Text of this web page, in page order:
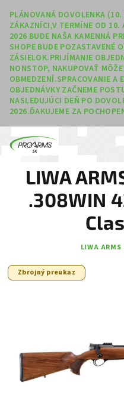
PLÁNOVANÁ DOVOLENKA
ZÁKAZNÍCI,V TERMÍNE OD
2026 BUDE NAŠA KAMENNÁ
SHOPE BUDE POZASTAVENÉ
ZÁSIELOK.PRIJÍMANIE
NONSTOP, NAKUPOVAŤ
OBMEDZENÍ.SPRACOVANIE A
OBJEDNÁVKY ZAČNEME
NASLEDUJÚCI DEŇ PO
2026.ĎAKUJEME ZA
LIWA
.308WIN
LIWA
Zbrojný preukaz